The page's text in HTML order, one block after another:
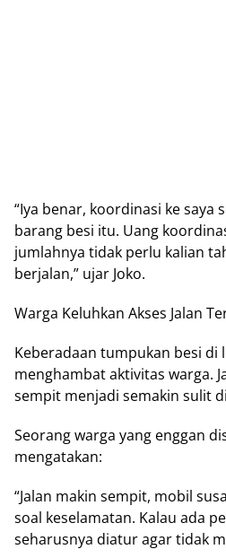
“Iya benar, koordinasi ke saya
barang besi itu. Uang
jumlahnya tidak perlu kalian
berjalan,” ujar Joko.
Warga Keluhkan Akses Jalan
Keberadaan tumpukan besi di
menghambat aktivitas warga.
sempit menjadi semakin sulit
Seorang warga yang enggan
mengatakan:
“Jalan makin sempit, mobil
soal keselamatan. Kalau ada
seharusnya diatur agar tidak